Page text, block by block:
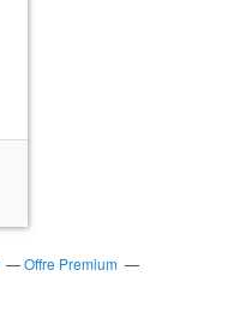
Offre Premium